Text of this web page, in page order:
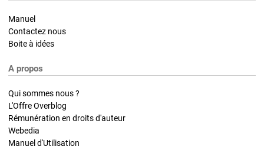
Manuel
Contactez nous
Boite à idées
A propos
Qui sommes nous ?
L'Offre Overblog
Rémunération en droits d'auteur
Webedia
Manuel d'Utilisation